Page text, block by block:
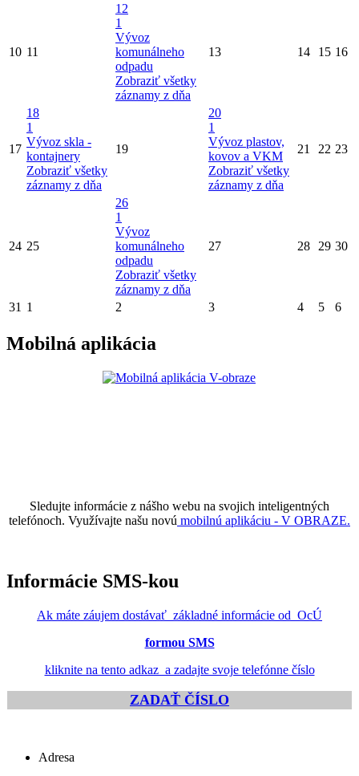
10 11
12
1
Vývoz
komunálneho
odpadu
Zobraziť všetky
záznamy z dňa
13 14 15 16
17
18
1
Vývoz skla -
kontajnery
Zobraziť všetky
záznamy z dňa
19
20
1
Vývoz plastov,
kovov a VKM
Zobraziť všetky
záznamy z dňa
21 22 23
24 25
26
1
Vývoz
komunálneho
odpadu
Zobraziť všetky
záznamy z dňa
27 28 29 30
31 1 2 3 4 5 6
Mobilná aplikácia
Sledujte informácie z nášho webu na svojich inteligentných
telefónoch. Využívajte našu novú mobilnú aplikáciu - V OBRAZE.
Informácie SMS-kou
Ak máte záujem dostávať základné informácie od OcÚ
formou SMS
kliknite na tento adkaz a zadajte svoje telefónne číslo
ZADAŤ ČÍSLO
Adresa